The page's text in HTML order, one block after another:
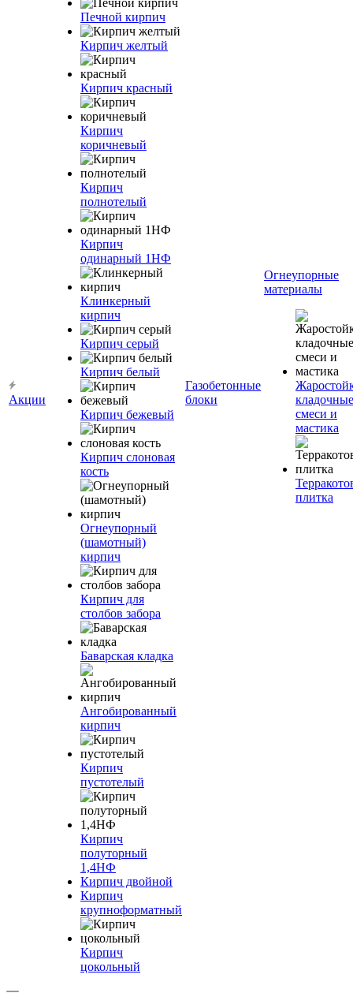
Акции
Печной кирпич
Кирпич желтый
Кирпич красный
Кирпич
коричневый
Кирпич
полнотелый
Кирпич
одинарный 1НФ
Клинкерный
кирпич
Кирпич серый
Кирпич белый
Кирпич бежевый
Кирпич слоновая
кость
Огнеупорный
(шамотный)
кирпич
Кирпич для
столбов забора
Баварская кладка
Ангобированный
кирпич
Кирпич
пустотелый
Кирпич
полуторный
1,4НФ
Кирпич двойной
Кирпич
крупноформатный
Кирпич
цокольный
Газобетонные
блоки
Огнеупорные
материалы
кладочные
смеси и
мастика
плитка